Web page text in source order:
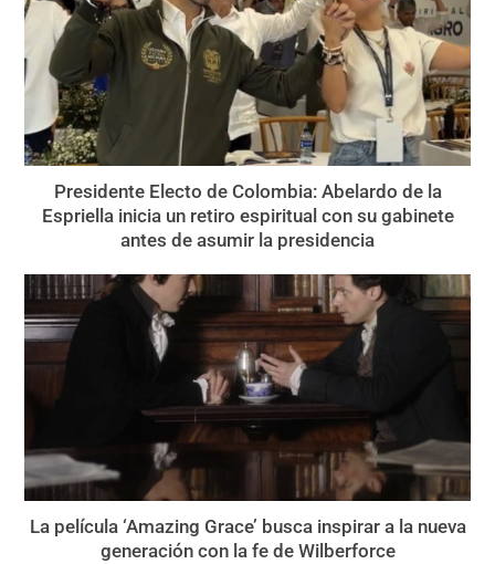
Presidente Electo de Colombia: Abelardo de la
Espriella inicia un retiro espiritual con su gabinete
antes de asumir la presidencia
La película ‘Amazing Grace’ busca inspirar a la nueva
generación con la fe de Wilberforce